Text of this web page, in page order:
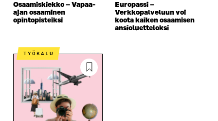
Osaamiskiekko – Vapaa-
ajan osaaminen
opintopisteiksi
Europassi –
Verkkopalveluun voi
koota kaiken osaamisen
ansioluetteloksi
TYÖKALU